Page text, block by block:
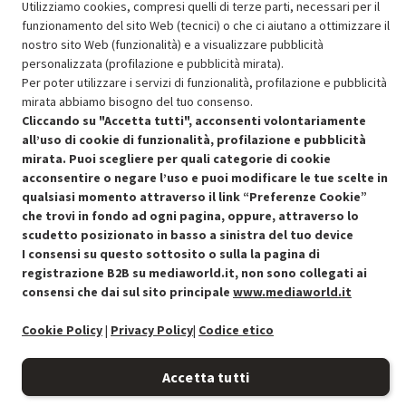
Aggiungi al carrello
SCONTO RICONDIZIONATI
Approfitta dello sconto del 30% sul prodotto ricondizionato.
Condizioni generali di vendita
Cookie Policy
Recedere dal contratto qui
Utilizziamo cookies, compresi quelli di terze parti, necessari per il
funzionamento del sito Web (tecnici) o che ci aiutano a ottimizzare il
nostro sito Web (funzionalità) e a visualizzare pubblicità
personalizzata (profilazione e pubblicità mirata).
Per poter utilizzare i servizi di funzionalità, profilazione e pubblicità
mirata abbiamo bisogno del tuo consenso.
Cliccando su "Accetta tutti", acconsenti volontariamente
all’uso di cookie di funzionalità, profilazione e pubblicità
mirata. Puoi scegliere per quali categorie di cookie
acconsentire o negare l’uso e puoi modificare le tue scelte in
qualsiasi momento attraverso il link “Preferenze Cookie”
che trovi in fondo ad ogni pagina, oppure, attraverso lo
scudetto posizionato in basso a sinistra del tuo device
I consensi su questo sottosito o sulla la pagina di
registrazione B2B su mediaworld.it, non sono collegati ai
consensi che dai sul sito principale www.mediaworld.it
Cookie Policy| Privacy Policy| Codice etico
Accetta tutti